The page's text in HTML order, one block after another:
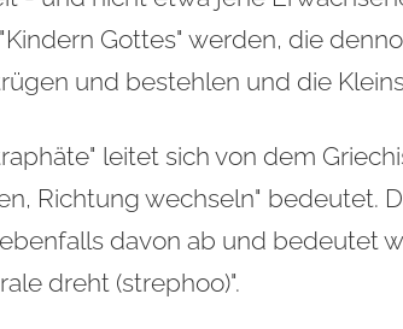
Gottes" werden, die
und bestehlen und die
leitet sich von dem
Richtung wechseln" bedeutet.
davon ab und bedeutet
dreht (strephoo)".